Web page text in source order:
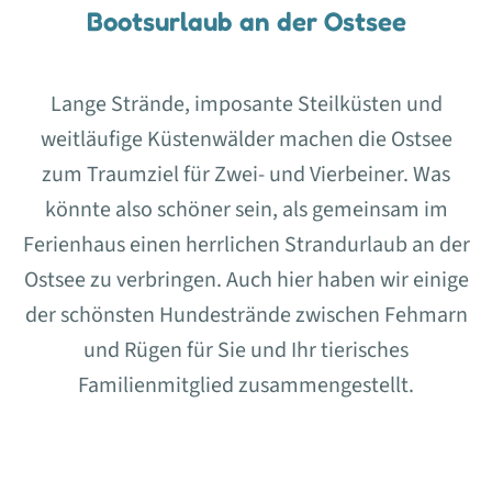
Bootsurlaub an der Ostsee
Lange Strände, imposante Steilküsten und
weitläufige Küstenwälder machen die Ostsee
zum Traumziel für Zwei- und Vierbeiner. Was
könnte also schöner sein, als gemeinsam im
Ferienhaus einen herrlichen Strandurlaub an der
Ostsee zu verbringen. Auch hier haben wir einige
der schönsten Hundestrände zwischen Fehmarn
und Rügen für Sie und Ihr tierisches
Familienmitglied zusammengestellt.